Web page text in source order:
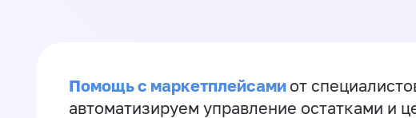
Помощь с маркетплейсами от
автоматизируем управление остатками и